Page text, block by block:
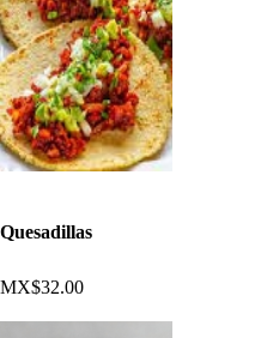
Quesadillas
MX$32.00